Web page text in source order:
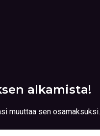
alkamista!
muuttaa sen osamaksuksi.